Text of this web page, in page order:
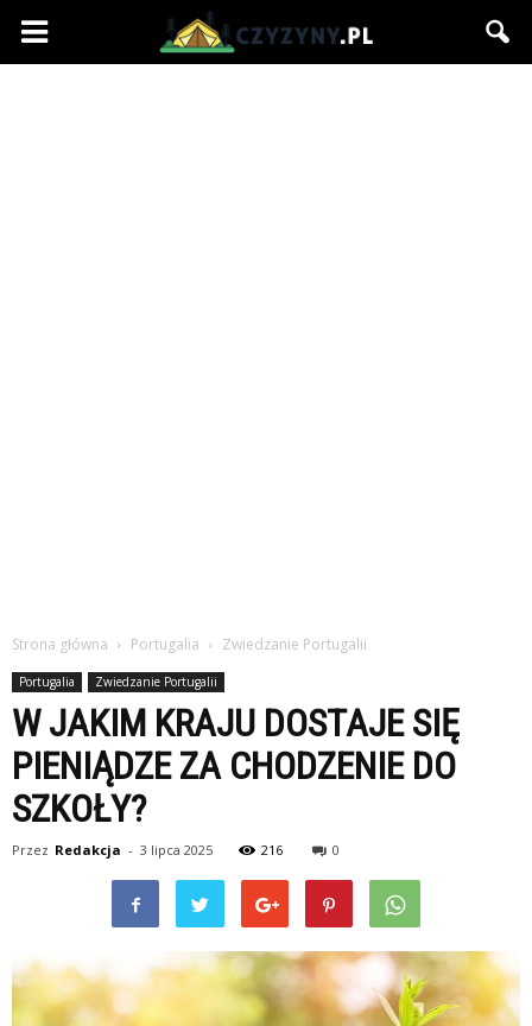
Czyzyny.pl
Strona główna Portugalia Zwiedzanie Portugalii
Portugalia Zwiedzanie Portugalii
W JAKIM KRAJU DOSTAJE SIĘ
PIENIĄDZE ZA CHODZENIE DO
SZKOŁY?
Przez Redakcja - 3 lipca 2025 216 0